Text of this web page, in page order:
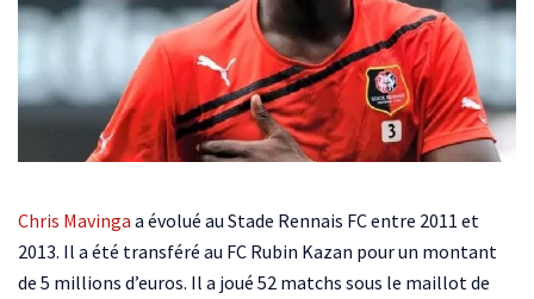
Chris Mavinga a évolué au Stade Rennais FC entre 2011 et
2013. Il a été transféré au FC Rubin Kazan pour un montant
de 5 millions d’euros. Il a joué 52 matchs sous le maillot de